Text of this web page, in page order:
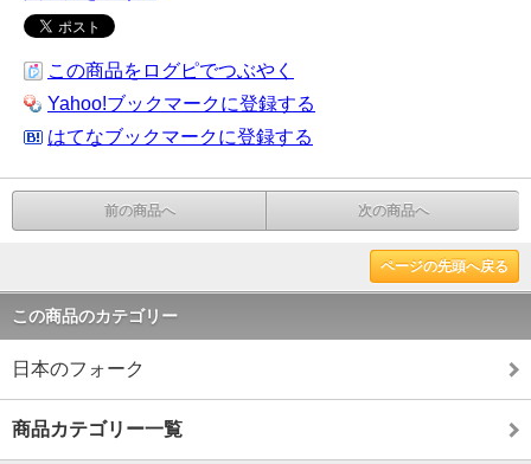
この商品をログピでつぶやく
Yahoo!ブックマークに登録する
はてなブックマークに登録する
前の商品へ 次の商品へ
ページの先頭へ戻る
この商品のカテゴリー
日本のフォーク
商品カテゴリー一覧